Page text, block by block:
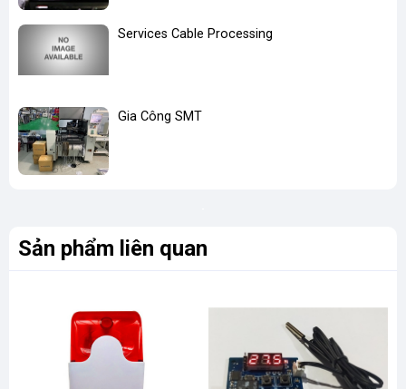
Services Cable Processing
Gia Công SMT
Sản phẩm liên quan